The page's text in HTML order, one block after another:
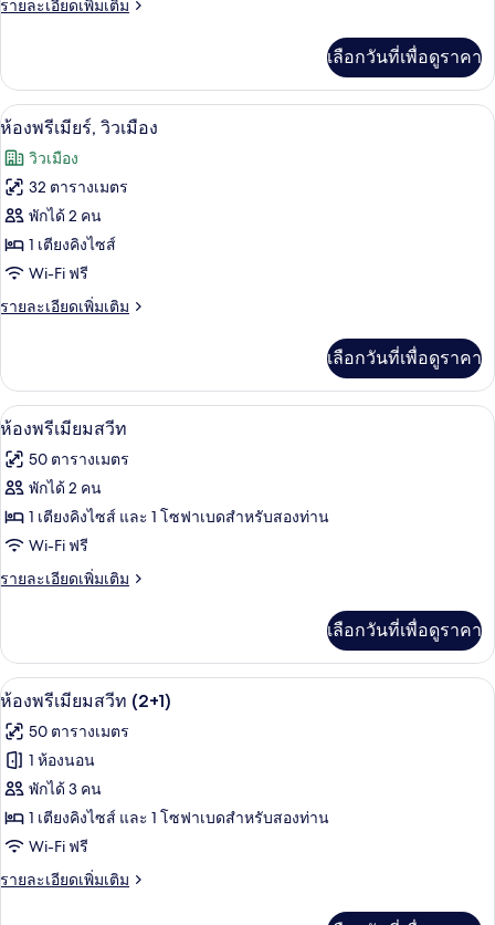
วิว
(Style)
รายละเอียดเพิ่มเติม
เกี่ยว
กับ
ห้อง
วิว
เมือง
(Style)
เลือกวันที่เพื่อดูราคา
เปิด
ภาพถ่าย
ทั้งหมด
ของ
ห้อง
พรีเมียร์,
วิว
ห้องพรีเมียร์, วิวเมือง | มินิบาร์, ตู้นิร
10
ห้องพรีเมียร์, วิวเมือง
วิวเมือง
32 ตารางเมตร
พักได้ 2 คน
1 เตียงคิงไซส์
Wi-Fi ฟรี
รายละเอียดเพิ่มเติม
ราย
เกี่ยว
กับ
ห้อง
วิว
เมือง
เลือกวันที่เพื่อดูราคา
เปิด
ภาพถ่าย
ทั้งหมด
ของ
ห้อง
พรีเมียม
มินิบาร์, ตู้นิรภัยในห้องพัก, โต๊ะทำงา
11
ห้องพรีเมียมสวีท
50 ตารางเมตร
พักได้ 2 คน
1 เตียงคิงไซส์ และ 1 โซฟาเบดสำหรับสองท่าน
Wi-Fi ฟรี
รายละเอียดเพิ่มเติม
ราย
เกี่ยว
กับ
ห้อง
สวี
ท
เลือกวันที่เพื่อดูราคา
เปิด
ภาพถ่าย
ทั้งหมด
ของ
ห้อง
พรีเมียม
สวีท
มินิบาร์, ตู้นิรภัยในห้องพัก, โต๊ะทำงา
11
ห้องพรีเมียมสวีท (2+1)
50 ตารางเมตร
1 ห้องนอน
พักได้ 3 คน
1 เตียงคิงไซส์ และ 1 โซฟาเบดสำหรับสองท่าน
Wi-Fi ฟรี
รายละเอียดเพิ่มเติม
ราย